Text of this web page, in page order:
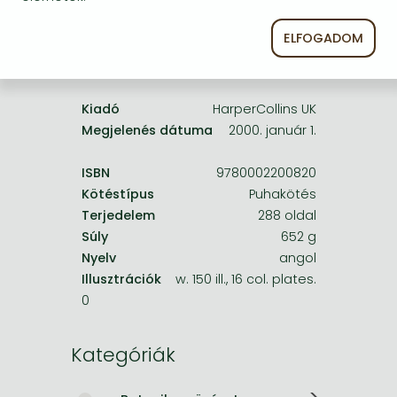
Frieren manga
Kiadó
HarperCollins UK
Megjelenés dátuma
2000. január 1.
ISBN
9780002200820
Kötéstípus
Puhakötés
Terjedelem
288 oldal
Súly
652 g
Nyelv
angol
Illusztrációk
w. 150 ill., 16 col. plates.
0
Kategóriák
ELFOGADOM